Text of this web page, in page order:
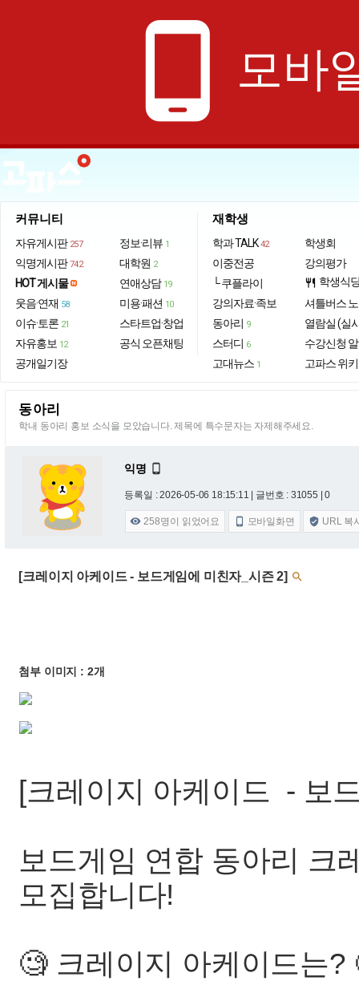
phone_android 모바
커뮤니티
자유게시판 257
익명게시판 742
HOT 게시물
웃음·연재 58
이슈·토론 21
자유홍보 12
공개일기장
정보·리뷰 1
대학원 2
연애상담 19
미용·패션 10
스타트업·창업
공식 오픈채팅
재학생
학과 TALK 42
이중전공
└ 쿠플라이
강의자료·족보
동아리 9
스터디 6
고대뉴스 1
학생회
강의평가
restaurant 학생식
셔틀버스
열람실 (실
수강신청
고파스 위키
동아리
학내 동아리 홍보 소식을 모았습니다. 제목에 특수문자는 자제해주세요.
익명 
등록일 : 2026-05-06 18:15:11 | 글번호 : 31055 | 0
 258명이 읽었어요  모바일화면  URL 복
[크레이지 아케이드 - 보드게임에 미친자_시즌 2] 
첨부 이미지 : 2개
[크레이지 아케이드 - 보
보드게임 연합 동아리 크
모집합니다!
🧐 크레이지 아케이드는?